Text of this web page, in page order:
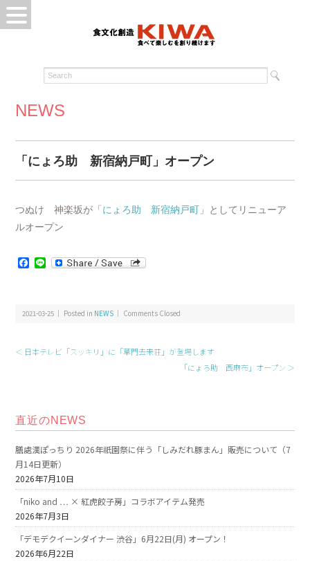
NEWS
「にょろ助 新宿納戸町」オープン
つぬけ 神楽坂が「 にょろ助 新宿納戸町 」としてリニューア
ルオープン
Facebook
Line
2021-03-25 ｜ Posted in NEWS Comments Closed
＜ 日本テレビ「スッキリ」に「草門去来荘」が登場します
「にょろ助 西麻布」オープン ＞
直近のNEWS
膳處漢ぽっちり 2026年祇園祭に伴う「しみだれ豚まん」販売について（7
月14日更新）
2026年7月10日
「niko and … × 紅虎餃子房」コラボアイテム発売
2026年7月3日
「デモデクイーンダイナー 渋谷」6月22日(月) オープン！
2026年6月22日